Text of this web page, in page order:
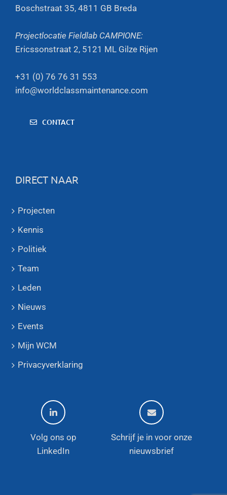
Boschstraat 35, 4811 GB Breda
Projectlocatie Fieldlab CAMPIONE:
Ericssonstraat 2, 5121 ML Gilze Rijen
+31 (0) 76 76 31 553
info@worldclassmaintenance.com
CONTACT
DIRECT NAAR
Projecten
Kennis
Politiek
Team
Leden
Nieuws
Events
Mijn WCM
Privacyverklaring
Volg ons op
LinkedIn
Schrijf je in voor onze
nieuwsbrief